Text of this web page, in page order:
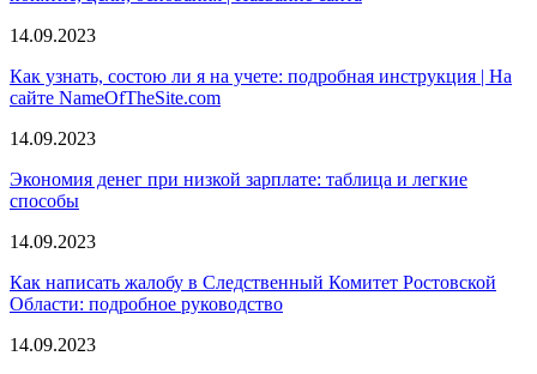
14.09.2023
Как узнать, состою ли я на учете: подробная инструкция | На
сайте NameOfTheSite.com
14.09.2023
Экономия денег при низкой зарплате: таблица и легкие
способы
14.09.2023
Как написать жалобу в Следственный Комитет Ростовской
Области: подробное руководство
14.09.2023